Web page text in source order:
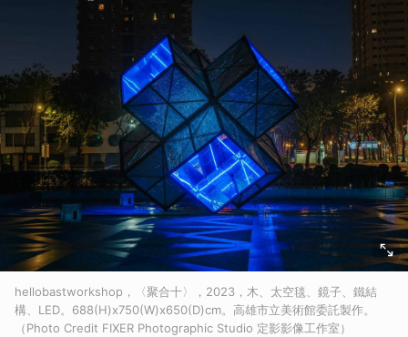
hellobastworkshop，〈聚合十〉，2023，木、太空毯、鏡子、鐵結
構、LED。688(H)x750(W)x650(D)cm。高雄市立美術館委託製作。
（Photo Credit FIXER Photographic Studio 定影影像工作室）